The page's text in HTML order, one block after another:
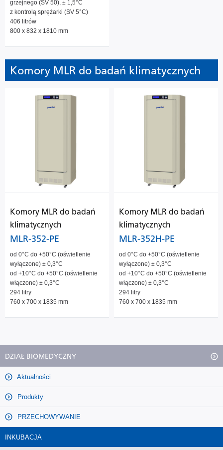
grzejnego (SV 50), ± 1,5°C
z kontrolą sprężarki (SV 5°C)
406 litrów
800 x 832 x 1810 mm
Komory MLR do badań klimatycznych
Komory MLR do badań
klimatycznych
MLR-352-PE
od 0°C do +50°C (oświetlenie
wyłączone) ± 0,3°C
od +10°C do +50°C (oświetlenie
włączone) ± 0,3°C
294 litry
760 x 700 x 1835 mm
Komory MLR do badań
klimatycznych
MLR-352H-PE
od 0°C do +50°C (oświetlenie
wyłączone) ± 0,3°C
od +10°C do +50°C (oświetlenie
włączone) ± 0,3°C
294 litry
760 x 700 x 1835 mm
DZIAŁ BIOMEDYCZNY
Aktualności
Produkty
PRZECHOWYWANIE
INKUBACJA